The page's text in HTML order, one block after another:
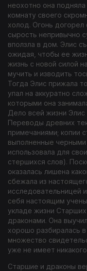
неохотно она
комнату своего
холод. Огонь догорел
сырость непривычно
вползла в дом. Элис
ожидая, чтобы ее
жизнь с новой силой
мучить и изводить
Тогда Элис прижала
упал на аккуратно
которыми она
Дело всей жизни
Переводы древних
примечаниями; копии
выполненные
использовала для
стершихся слов).
оказалась лишена
сбежала из
исследовательницей
себя настоящим
укладе жизни
драконами. Она
хорошо разбиралась
множество
уже не имеет
Старшие и драконы